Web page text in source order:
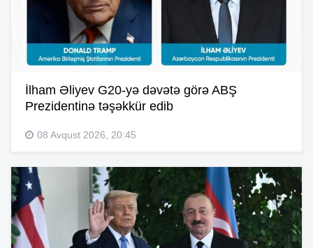
İlham Əliyev G20-yə dəvətə görə ABŞ
Prezidentinə təşəkkür edib
08 Avqust 2026, 20:45